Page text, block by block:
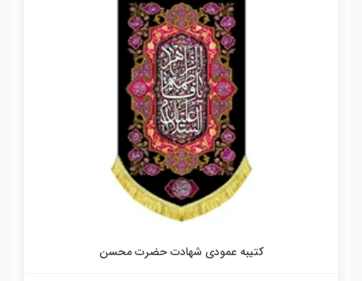
کتیبه عمودی شهادت حضرت محسن